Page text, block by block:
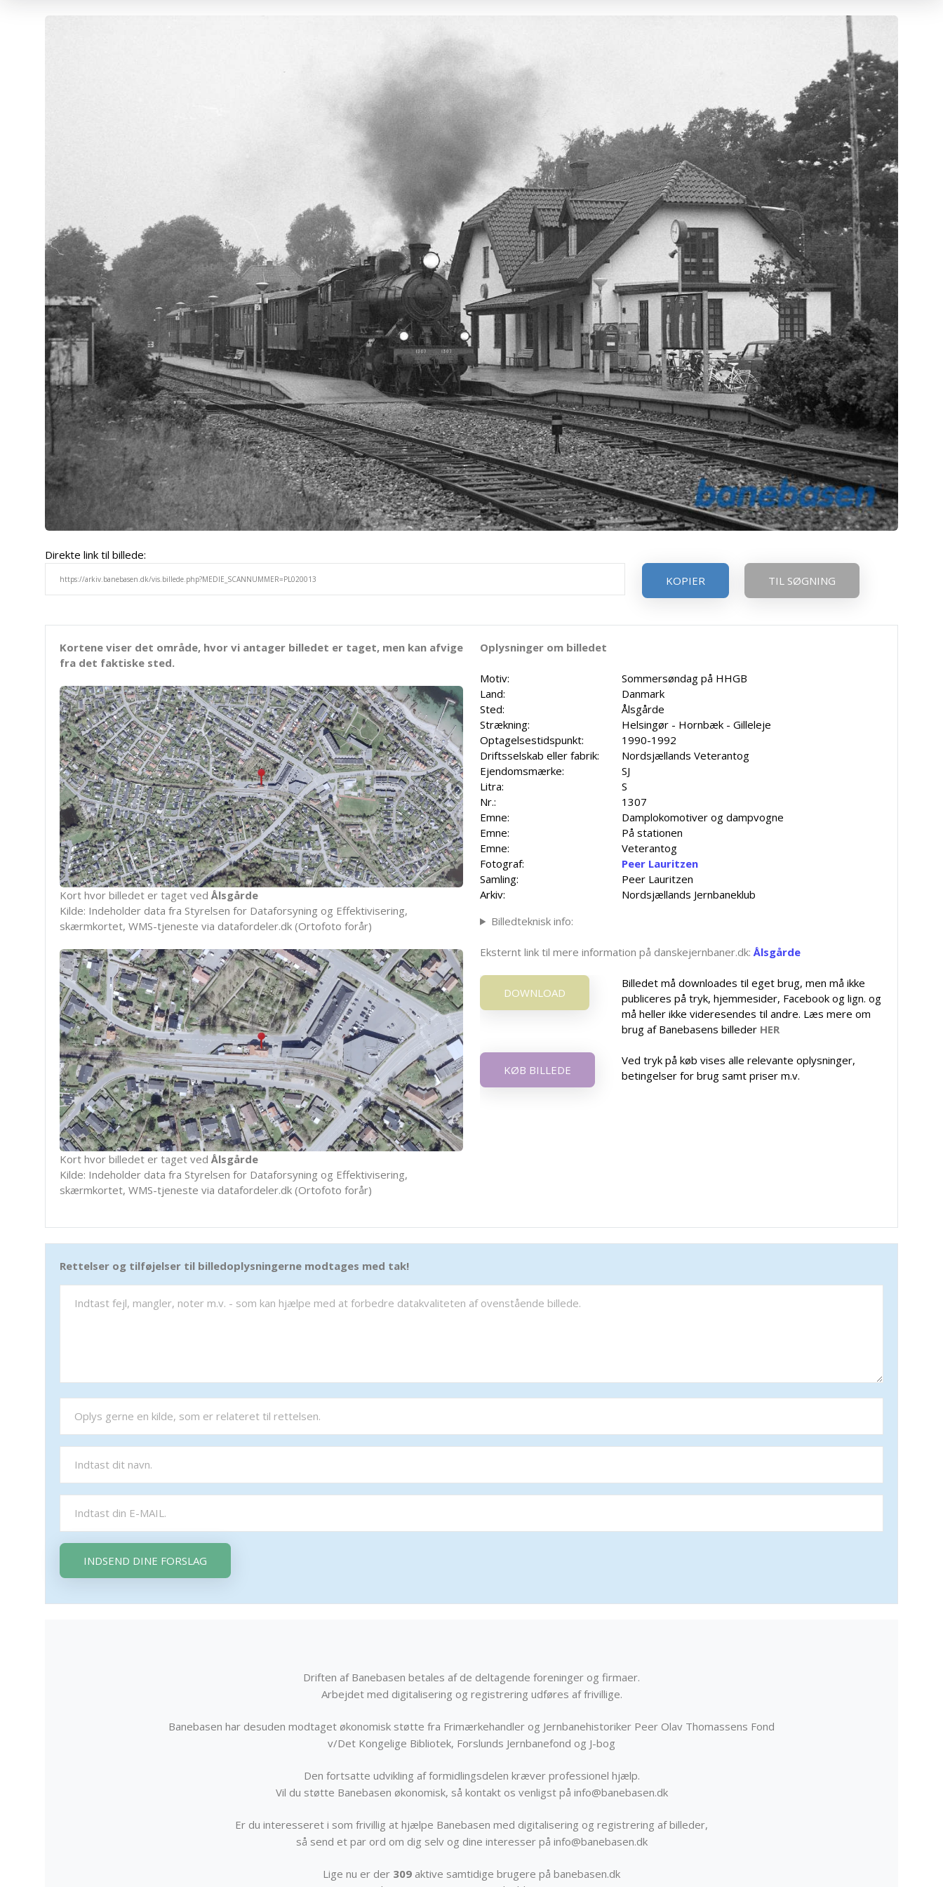
Direkte link til billede:
KOPIER
TIL SØGNING
Kortene viser det område, hvor vi antager billedet er taget, men kan afvige
fra det faktiske sted.
Kort hvor billedet er taget ved Ålsgårde
Kilde: Indeholder data fra Styrelsen for Dataforsyning og Effektivisering,
skærmkortet, WMS-tjeneste via datafordeler.dk (Ortofoto forår)
Kort hvor billedet er taget ved Ålsgårde
Kilde: Indeholder data fra Styrelsen for Dataforsyning og Effektivisering,
skærmkortet, WMS-tjeneste via datafordeler.dk (Ortofoto forår)
Oplysninger om billedet
Motiv:
Sommersøndag på HHGB
Land:
Danmark
Sted:
Ålsgårde
Strækning:
Helsingør - Hornbæk - Gilleleje
Optagelsestidspunkt:
1990-1992
Driftsselskab eller fabrik:
Nordsjællands Veterantog
Ejendomsmærke:
SJ
Litra:
S
Nr.:
1307
Emne:
Damplokomotiver og dampvogne
Emne:
På stationen
Emne:
Veterantog
Fotograf:
Peer Lauritzen
Samling:
Peer Lauritzen
Arkiv:
Nordsjællands Jernbaneklub
Billedteknisk info:
Eksternt link til mere information på danskejernbaner.dk: Ålsgårde
DOWNLOAD
Billedet må downloades til eget brug, men må ikke
publiceres på tryk, hjemmesider, Facebook og lign. og
må heller ikke videresendes til andre. Læs mere om
brug af Banebasens billeder HER
KØB BILLEDE
Ved tryk på køb vises alle relevante oplysninger,
betingelser for brug samt priser m.v.
Rettelser og tilføjelser til billedoplysningerne modtages med tak!
INDSEND DINE FORSLAG
Driften af Banebasen betales af de deltagende foreninger og firmaer.
Arbejdet med digitalisering og registrering udføres af frivillige.
Banebasen har desuden modtaget økonomisk støtte fra Frimærkehandler og Jernbanehistoriker Peer Olav Thomassens Fond
v/Det Kongelige Bibliotek, Forslunds Jernbanefond og J-bog
Den fortsatte udvikling af formidlingsdelen kræver professionel hjælp.
Vil du støtte Banebasen økonomisk, så kontakt os venligst på info@banebasen.dk
Er du interesseret i som frivillig at hjælpe Banebasen med digitalisering og registrering af billeder,
så send et par ord om dig selv og dine interesser på info@banebasen.dk
Lige nu er der 309 aktive samtidige brugere på banebasen.dk